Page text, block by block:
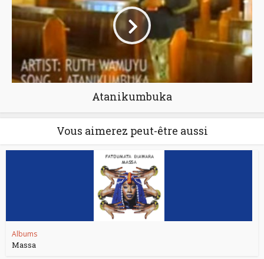
Atanikumbuka
Vous aimerez peut-être aussi
Albums
Massa